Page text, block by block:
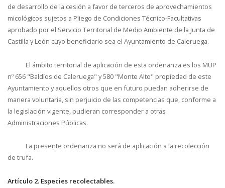
de desarrollo de la cesión a favor de terceros de aprovechamientos
micológicos sujetos a Pliego de Condiciones Técnico-Facultativas
aprobado por el Servicio Territorial de Medio Ambiente de la Junta de
Castilla y León cuyo beneficiario sea el Ayuntamiento de Caleruega.
El ámbito territorial de aplicación de esta ordenanza es los MUP
nº 656 "Baldíos de Caleruega" y 580 "Monte Alto" propiedad de este
Ayuntamiento y aquellos otros que en futuro puedan adherirse de
manera voluntaria, sin perjuicio de las competencias que, conforme a
la legislación vigente, pudieran corresponder a otras
Administraciones Públicas.
La presente ordenanza no será de aplicación a la recolección
de trufa.
Artículo 2. Especies recolectables.